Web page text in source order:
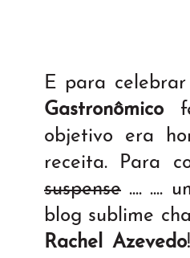
E para
Gastronômico
objetivo era
receita. Para
suspense .... ....
blog sublime
Rachel Azevedo